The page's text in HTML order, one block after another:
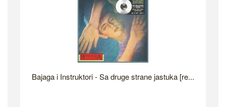
Bajaga i Instruktori - Sa druge strane jastuka [re...